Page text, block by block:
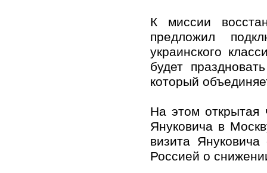
К миссии
предложил
украинского
будет
который
На этом открытая
Януковича в
визита
Россией о